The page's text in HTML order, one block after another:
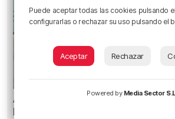
Amor y humor en Aste Nagusia:
besa como en las películas?»
Puede aceptar todas las cookies pulsando
configurarlas o rechazar su uso pulsando el
Aceptar Rechazar
Powered by Media Sector